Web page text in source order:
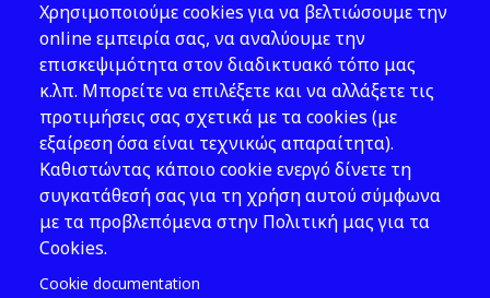
Νομοθεσία
Εκδόσεις
Νέα - Εκδηλώσεις
Ακολουθήστε μας
Χρησιμοποιούμε cookies για να βελτιώσουμε την
online εμπειρία σας, να αναλύουμε την
επισκεψιμότητα στον διαδικτυακό τόπο μας
κ.λπ. Μπορείτε να επιλέξετε και να αλλάξετε τις
προτιμήσεις σας σχετικά με τα cookies (με
εξαίρεση όσα είναι τεχνικώς απαραίτητα).
Καθιστώντας κάποιο cookie ενεργό δίνετε τη
συγκατάθεσή σας για τη χρήση αυτού σύμφωνα
με τα προβλεπόμενα στην Πολιτική μας για τα
Cookies.
Cookie documentation